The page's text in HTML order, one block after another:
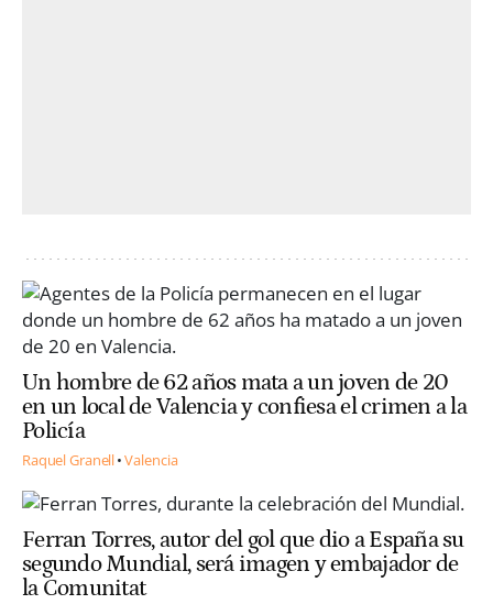
Un hombre de 62 años mata a un joven de 20
en un local de Valencia y confiesa el crimen a la
Policía
Raquel Granell Valencia
Ferran Torres, autor del gol que dio a España su
segundo Mundial, será imagen y embajador de
la Comunitat